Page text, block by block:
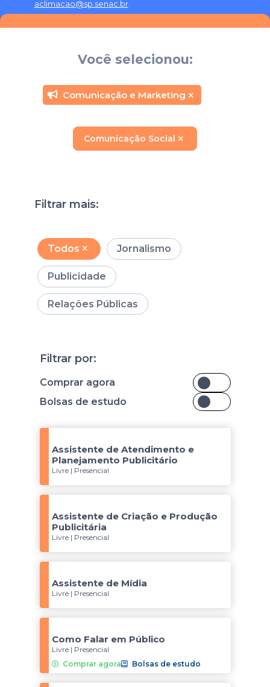
aclimacao@sp.senac.br.
Você selecionou:
Comunicação e Marketing
Comunicação Social
Filtrar mais:
Todos Jornalismo
Publicidade
Relações Públicas
Filtrar por:
Comprar agora
Bolsas de estudo
Assistente de Atendimento e
Planejamento Publicitário
Livre | Presencial
Assistente de Criação e Produção
Publicitária
Livre | Presencial
Assistente de Mídia
Livre | Presencial
Como Falar em Público
Livre | Presencial
Comprar agora
Bolsas de estudo